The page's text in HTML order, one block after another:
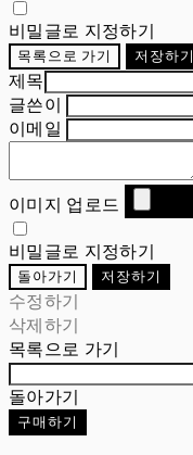
비밀글로 지정하기
목록으로 가기 저장하기
제목
글쓴이
이메일
이미지 업로드
비밀글로 지정하기
돌아가기 저장하기
수정하기
삭제하기
목록으로 가기
돌아가기
구매하기